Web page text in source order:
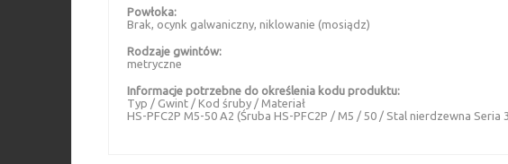
Powłoka:
Brak, ocynk galwaniczny, niklowanie (mosiądz)
Rodzaje gwintów:
metryczne
Informacje potrzebne do określenia kodu produktu:
Typ / Gwint / Kod śruby / Materiał
HS-PFC2P M5-50 A2 (Śruba HS-PFC2P / M5 / 50 / Stal nierdzewna Seria